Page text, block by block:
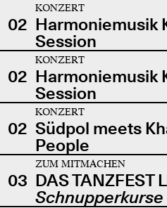
02
KONZERT
Harmoniemusik
Session
02
KONZERT
Harmoniemusik
Session
02
KONZERT
Südpol meets
People
03
ZUM MITMACHEN
DAS TANZFEST
Schnupperkurse